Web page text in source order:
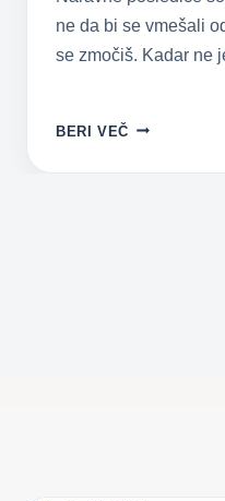
ne da bi se vmešali
se zmočiš. Kadar ne
BERI VEČ NARAVNE
–